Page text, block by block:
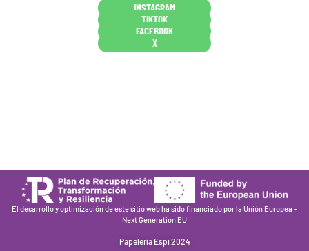
INSTAGRAM
TIKTOK
FACEBOOK
X
El desarrollo y optimización de este sitio web ha sido financiado por la Unión Europea –
Next Generation EU
Papelería Espi 2024